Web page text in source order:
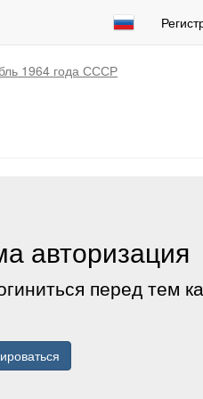
1964 года СССР
авторизация
перед тем